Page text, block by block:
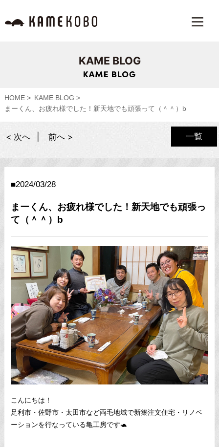
KAME BLOG
HOME
KAME BLOG
まーくん、お疲れ様でした！新天地でも頑張って（＾＾）b
一覧
< 次へ 前へ >
2024/03/28
まーくん、お疲れ様でした！新天地でも頑張っ
て（＾＾）b
こんにちは！
足利市・佐野市・太田市など両毛地域で新築注文住宅・リノベ
ーションを行なっている亀工房です🐢